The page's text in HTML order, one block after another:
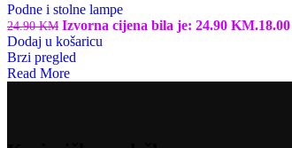
Podne i stolne lampe
24.90KM Izvorna cijena bila je: 24.90 KM.18.00
Dodaj u košaricu
Brzi pregled
Read More